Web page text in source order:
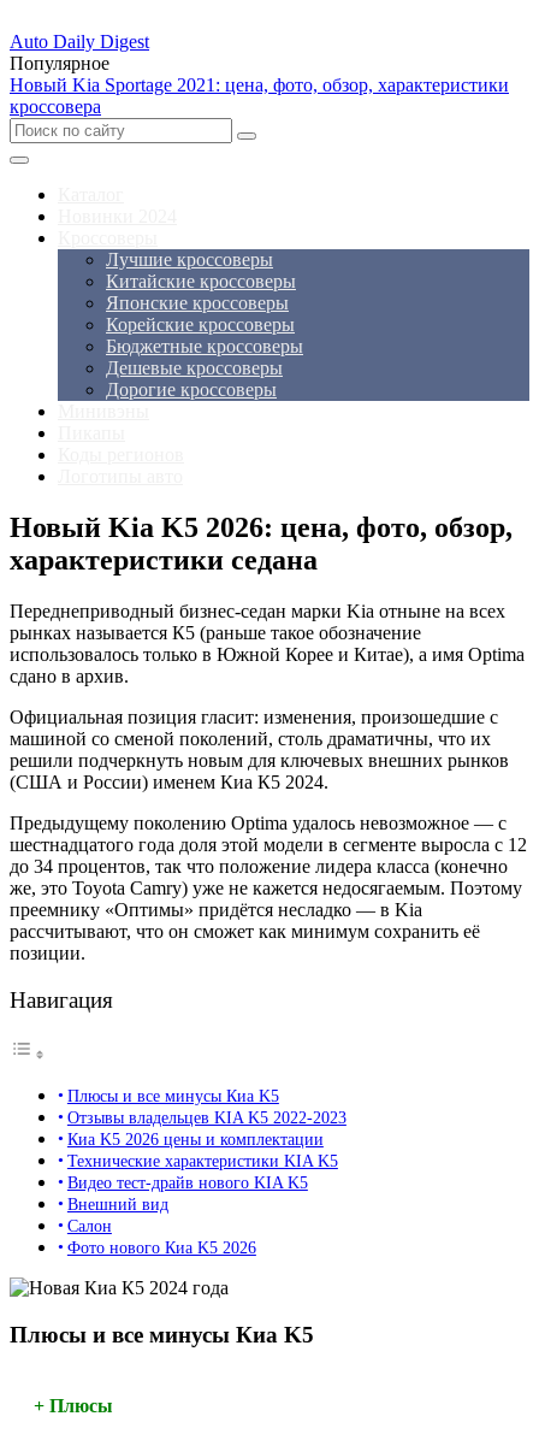
Auto Daily Digest
Популярное
Новый Kia Sportage 2021: цена, фото, обзор, характеристики
кроссовера
Лучшие кроссоверы
Китайские кроссоверы
Японские кроссоверы
Корейские кроссоверы
Бюджетные кроссоверы
Дешевые кроссоверы
Дорогие кроссоверы
Новый Kia K5 2026: цена, фото, обзор,
характеристики седана
Переднеприводный бизнес-седан марки Kia отныне на всех
рынках называется К5 (раньше такое обозначение
использовалось только в Южной Корее и Китае), а имя Optima
сдано в архив.
Официальная позиция гласит: изменения, произошедшие с
машиной со сменой поколений, столь драматичны, что их
решили подчеркнуть новым для ключевых внешних рынков
(США и России) именем Киа К5 2024.
Предыдущему поколению Optima удалось невозможное — с
шестнадцатого года доля этой модели в сегменте выросла с 12
до 34 процентов, так что положение лидера класса (конечно
же, это Toyota Camry) уже не кажется недосягаемым. Поэтому
преемнику «Оптимы» придётся несладко — в Kia
рассчитывают, что он сможет как минимум сохранить её
позиции.
Навигация
Плюсы и все минусы Киа K5
Отзывы владельцев KIA K5 2022-2023
Киа K5 2026 цены и комплектации
Технические характеристики KIA K5
Видео тест-драйв нового KIA K5
Внешний вид
Салон
Фото нового Киа K5 2026
Плюсы и все минусы Киа K5
+ Плюсы